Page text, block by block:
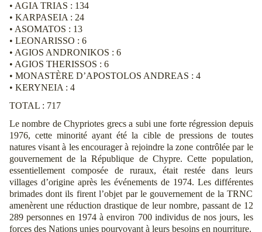
• AGIA TRIAS : 134
• KARPASEIA : 24
• ASOMATOS : 13
• LEONARISSO : 6
• AGIOS ANDRONIKOS : 6
• AGIOS THERISSOS : 6
• MONASTÈRE D’APOSTOLOS ANDREAS : 4
• KERYNEIA : 4
TOTAL : 717
Le nombre de Chypriotes grecs a subi une forte régression depuis
1976, cette minorité ayant été la cible de pressions de toutes
natures visant à les encourager à rejoindre la zone contrôlée par le
gouvernement de la République de Chypre. Cette population,
essentiellement composée de ruraux, était restée dans leurs
villages d’origine après les événements de 1974. Les différentes
brimades dont ils firent l’objet par le gouvernement de la TRNC
amenèrent une réduction drastique de leur nombre, passant de 12
289 personnes en 1974 à environ 700 individus de nos jours, les
forces des Nations unies pourvoyant à leurs besoins en nourriture.